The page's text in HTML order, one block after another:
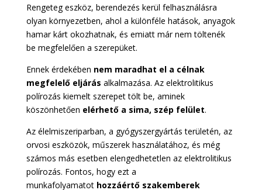
Rengeteg eszköz, berendezés kerül felhasználásra
olyan környezetben, ahol a különféle hatások, anyagok
hamar kárt okozhatnak, és emiatt már nem töltenék
be megfelelően a szerepüket.
Ennek érdekében nem maradhat el a célnak
megfelelő eljárás alkalmazása. Az elektrolitikus
polírozás kiemelt szerepet tölt be, aminek
köszönhetően elérhető a sima, szép felület.
Az élelmiszeriparban, a gyógyszergyártás területén, az
orvosi eszközök, műszerek használatához, és még
számos más esetben elengedhetetlen az elektrolitikus
polírozás. Fontos, hogy ezt a
munkafolyamatot hozzáértő szakemberek